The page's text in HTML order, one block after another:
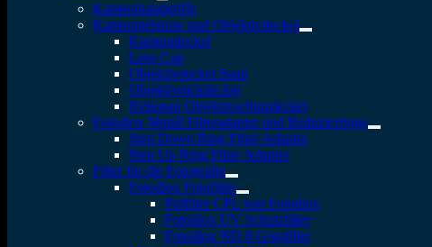
Kamerahandgriffe
Kameragehäuse und Objektivdeckel
Kameradeckel
Lens Cap
Objektivdeckel Snap
Objektivrückdeckel
Heliopan Objektivschutzdeckel
Fotodiox Metall Filteradapter und Reduzierringe
Step Down Ring Filter Adapter
Step Up Ring Filter Adapter
Filter für die Fotografie
Fotodiox Fotofilter
Polfilter CPL von Fotodiox
Fotodiox UV Schutzfilter
Fotodiox ND 8 Graufilter